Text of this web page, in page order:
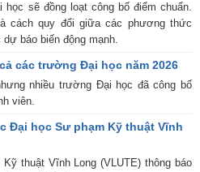
học sẽ đồng loạt công bố điểm chuẩn.
cách quy đổi giữa các phương thức
báo biến động mạnh.
các trường Đại học năm 2026
nhiều trường Đại học đã công bố
viên.
Đại học Sư phạm Kỹ thuật Vĩnh
thuật Vĩnh Long (VLUTE) thông báo